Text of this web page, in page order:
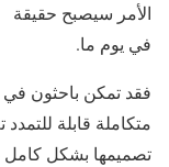
الأمر سيصبح حقيقة
في يوم ما.
فقد تمكن باحثون
متكاملة قابلة للتمدد
تصميمها بشكل كامل